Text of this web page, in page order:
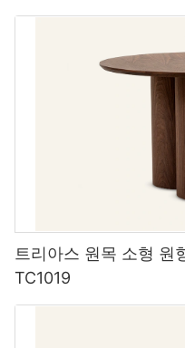
트리아스 원목 소형 원
TC1019